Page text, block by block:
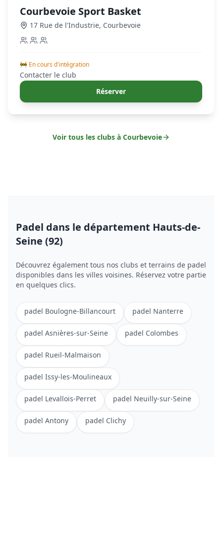
Courbevoie Sport Basket
17 Rue de l'Industrie, Courbevoie
🚧 En cours d'intégration
Contacter le club
Réserver
Voir tous les clubs à Courbevoie
Padel dans le département Hauts-de-
Seine (92)
Découvrez également tous nos clubs et terrains de padel
disponibles dans les villes voisines. Réservez votre partie
en quelques clics.
padel Boulogne-Billancourt padel Nanterre
padel Asnières-sur-Seine padel Colombes
padel Rueil-Malmaison
padel Issy-les-Moulineaux
padel Levallois-Perret padel Neuilly-sur-Seine
padel Antony padel Clichy